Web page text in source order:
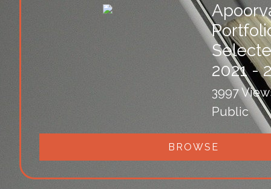
2021 -
3997
Public
BROWSE